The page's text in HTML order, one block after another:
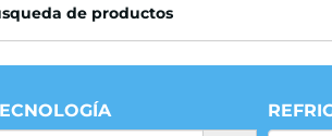
de productos